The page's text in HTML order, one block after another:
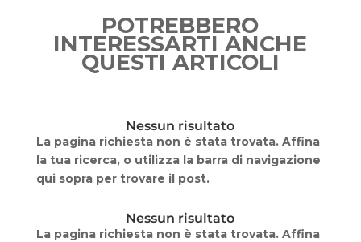
POTREBBERO
INTERESSARTI ANCHE
QUESTI ARTICOLI
Nessun risultato
La pagina richiesta non è stata trovata. Affina
la tua ricerca, o utilizza la barra di navigazione
qui sopra per trovare il post.
Nessun risultato
La pagina richiesta non è stata trovata. Affina